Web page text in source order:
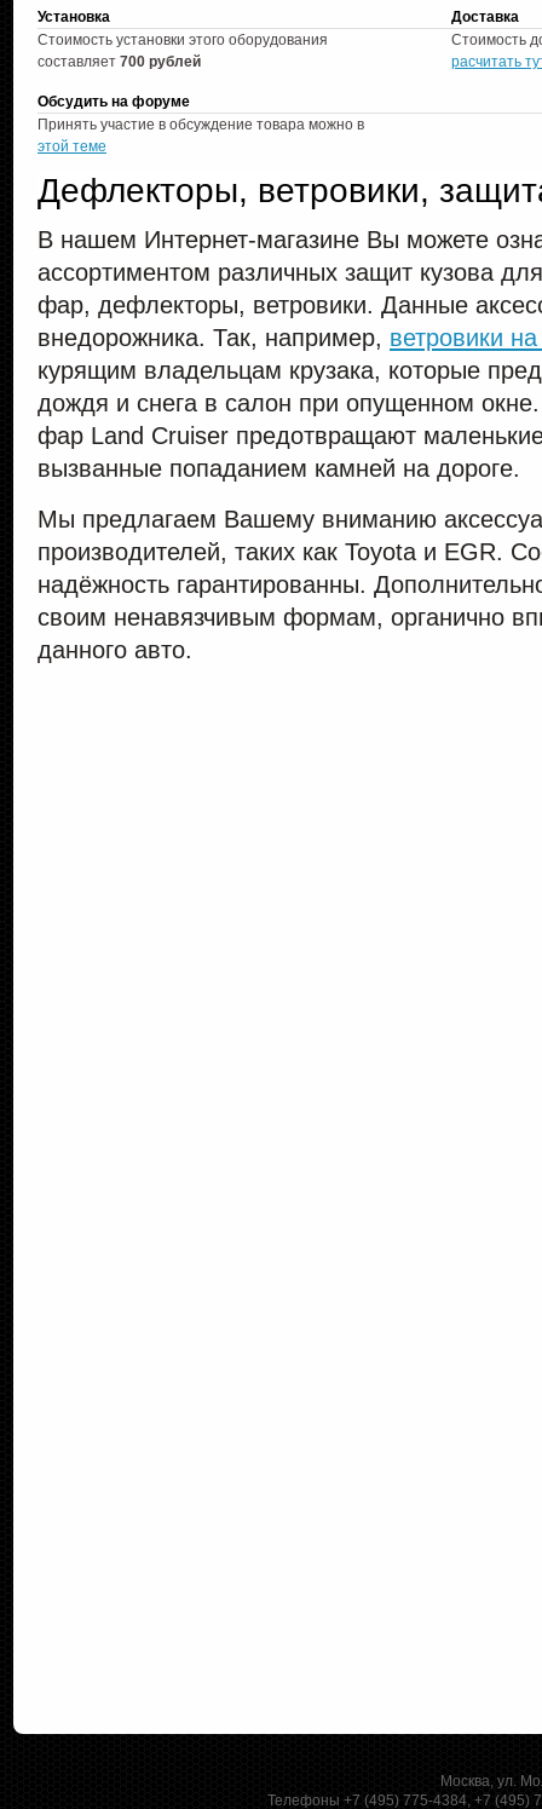
Установка
Доставка
Стоимость установки этого оборудования
составляет 700 рублей
Стоимость
расчитать
Обсудить на форуме
Принять участие в обсуждение товара можно в
этой теме
Дефлекторы, ветровики,
В нашем Интернет-магазине Вы можете
ассортиментом различных защит кузова
фар, дефлекторы, ветровики. Данные
внедорожника. Так, например, ветровики
курящим владельцам крузака, которые
дождя и снега в салон при опущенном
фар Land Cruiser предотвращают
вызванные попаданием камней на дороге.
Мы предлагаем Вашему вниманию
производителей, таких как Toyota и EGR.
надёжность гарантированны.
своим ненавязчивым формам, органично
данного авто.
Москва, ул.
Телефоны +7 (495) 775-4384, +7 (495)